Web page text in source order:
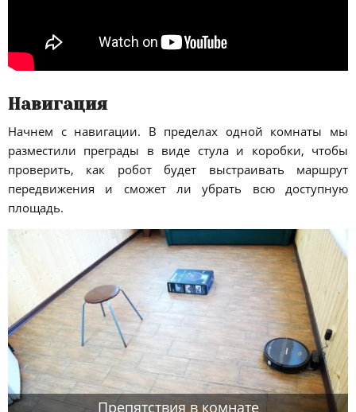
Навигация
Начнем с навигации. В пределах одной комнаты мы
разместили преграды в виде стула и коробки, чтобы
проверить, как робот будет выстраивать маршрут
передвижения и сможет ли убрать всю доступную
площадь.
Препятствия в комнате